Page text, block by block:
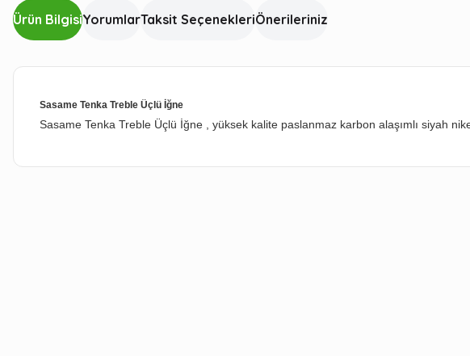
Ürün BilgisiYorumlarTaksit SeçenekleriÖnerileriniz
Sasame Tenka Treble Üçlü İğne
Sasame Tenka Treble Üçlü İğne , yüksek kalite paslanmaz karbon alaşımlı siyah